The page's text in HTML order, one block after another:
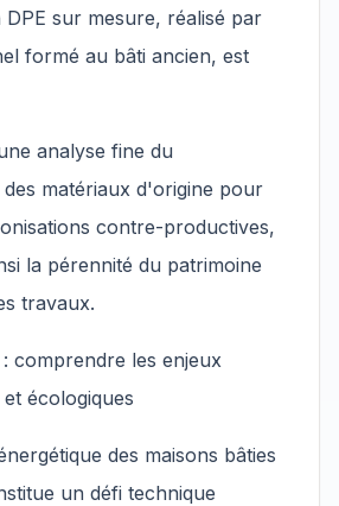
sur mesure, réalisé par
formé au bâti ancien, est
analyse fine du
matériaux d'origine pour
contre-productives,
la pérennité du patrimoine
travaux.
comprendre les enjeux
écologiques
des maisons bâties
un défi technique